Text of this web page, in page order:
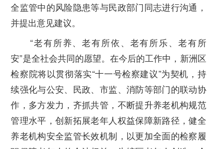
全监管中的风险隐患等与民政部门同志进行沟通，
并提出意见建议。
“老有所养、老有所依、老有所乐、老有所
安”是全社会共同的愿望。在今后的工作中 ，新洲区
检察院将以贯彻落实“十一号检察建议”为契机 ， 持
续强化与公安、民政、 市监、 消防等部门的联动协
作，多方发力， 齐抓共管 ， 不断提升养老机构规范
管理水平，创新拓展老年人权益保障新路径，健全
养老机构安全监管长效机制，以更加全面的检察履